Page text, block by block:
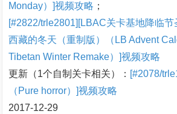
Monday）]视频攻略 ；
[#2822/trle2801][LBAC关卡基地降临节
西藏的冬天（重制版）（LB Advent
Tibetan Winter Remake）]视频攻略
更新（1个自制关卡相关）： [#2078/
（Pure horror）]视频攻略
2017-12-29